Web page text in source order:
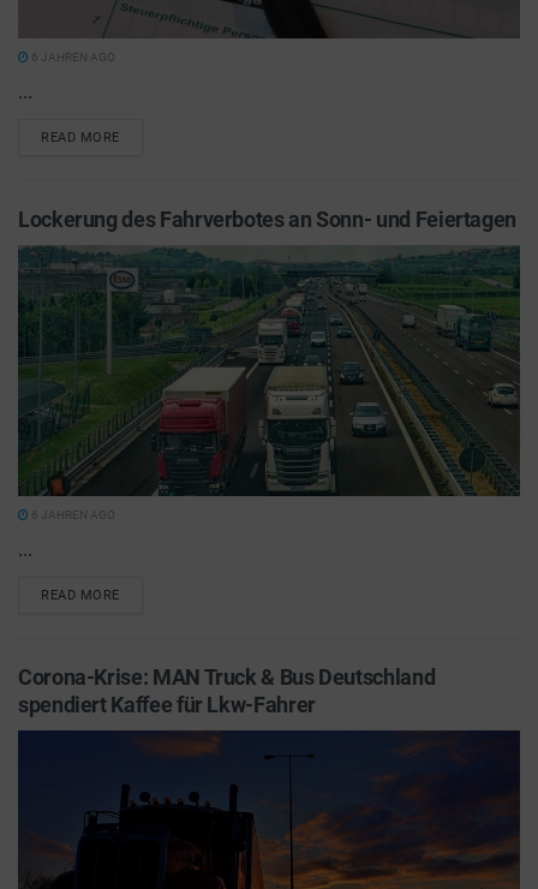
6 JAHREN AGO
...
READ MORE
Lockerung des Fahrverbotes an Sonn- und Feiertagen
6 JAHREN AGO
...
READ MORE
Corona-Krise: MAN Truck & Bus Deutschland
spendiert Kaffee für Lkw-Fahrer